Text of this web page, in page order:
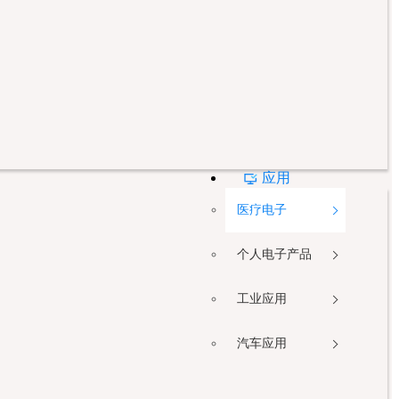
应用
医疗电子
个人电子产品
工业应用
汽车应用